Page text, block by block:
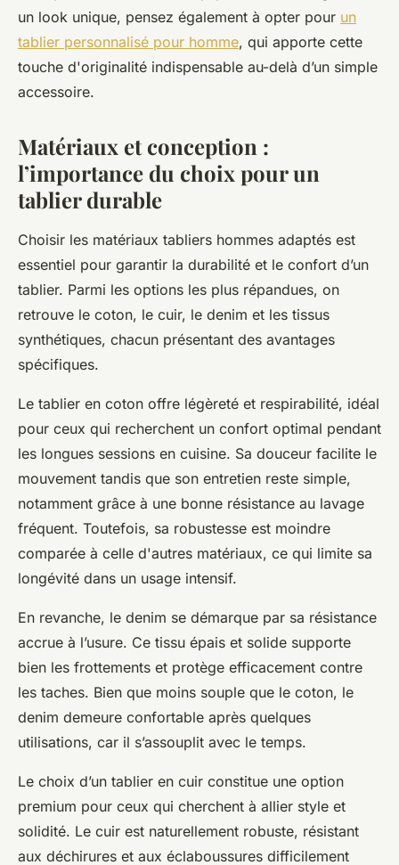
un look unique, pensez également à opter pour un
tablier personnalisé pour homme, qui apporte cette
touche d'originalité indispensable au-delà d’un simple
accessoire.
Matériaux et conception :
l’importance du choix pour un
tablier durable
Choisir les matériaux tabliers hommes adaptés est
essentiel pour garantir la durabilité et le confort d’un
tablier. Parmi les options les plus répandues, on
retrouve le coton, le cuir, le denim et les tissus
synthétiques, chacun présentant des avantages
spécifiques.
Le tablier en coton offre légèreté et respirabilité, idéal
pour ceux qui recherchent un confort optimal pendant
les longues sessions en cuisine. Sa douceur facilite le
mouvement tandis que son entretien reste simple,
notamment grâce à une bonne résistance au lavage
fréquent. Toutefois, sa robustesse est moindre
comparée à celle d'autres matériaux, ce qui limite sa
longévité dans un usage intensif.
En revanche, le denim se démarque par sa résistance
accrue à l’usure. Ce tissu épais et solide supporte
bien les frottements et protège efficacement contre
les taches. Bien que moins souple que le coton, le
denim demeure confortable après quelques
utilisations, car il s’assouplit avec le temps.
Le choix d’un tablier en cuir constitue une option
premium pour ceux qui cherchent à allier style et
solidité. Le cuir est naturellement robuste, résistant
aux déchirures et aux éclaboussures difficilement